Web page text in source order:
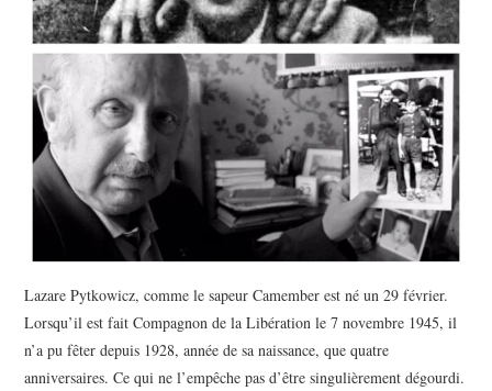
SPORT
Lazare Pytkowicz, comme le sapeur Camember est né un 29 février.
Lorsqu’il est fait Compagnon de la Libération le 7 novembre 1945, il
n’a pu fêter depuis 1928, année de sa naissance, que quatre
anniversaires. Ce qui ne l’empêche pas d’être singulièrement dégourdi.